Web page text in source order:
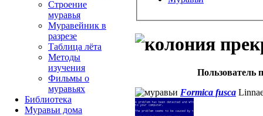
Пользователь
Formica fusca
Строение
муравья
Муравейник в
разрезе
Таблица лёта
Методы
изучения
Фильмы о
муравьях
Библиотека
Муравьи дома